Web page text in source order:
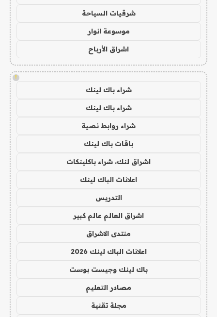
شرقيات السياحة
موسوعة انوار
اشراق الأرباح
!
شراء باك لينك
شراء باك لينك
شراء روابط نصية
باقات باك لينك
اشراق لنك، شراء باكلينكات
اعلانات الباك لينك
التدريس
اشراق العالم عالم كبير
منتدى الاشراق
اعلانات الباك لينك 2026
باك لينك وجيست بوست
مصادر التعليم
مجلة تقنية